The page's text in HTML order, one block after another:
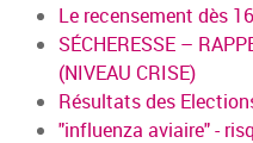
Le recensement dès
SÉCHERESSE –
(NIVEAU CRISE)
Résultats des
"influenza aviaire" -